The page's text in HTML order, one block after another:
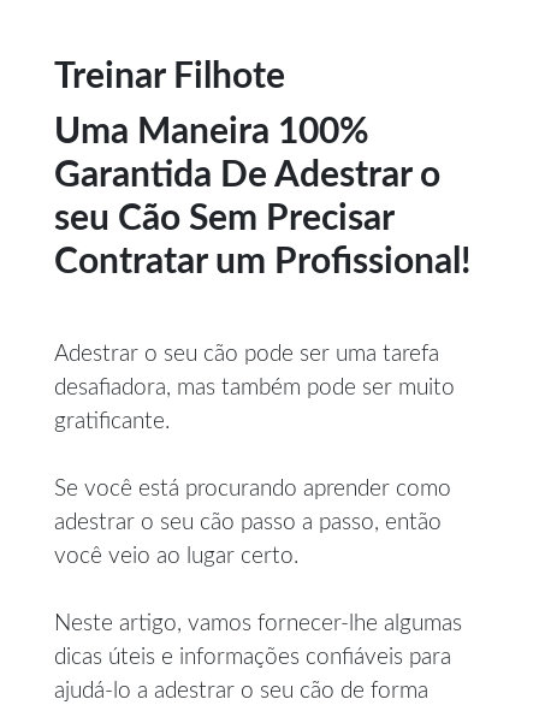
Treinar Filhote
Uma Maneira 100%
Garantida De Adestrar o
seu Cão Sem Precisar
Contratar um Profissional!
Adestrar o seu cão pode ser uma tarefa
desafiadora, mas também pode ser muito
gratificante.
Se você está procurando aprender como
adestrar o seu cão passo a passo, então
você veio ao lugar certo.
Neste artigo, vamos fornecer-lhe algumas
dicas úteis e informações confiáveis para
ajudá-lo a adestrar o seu cão de forma